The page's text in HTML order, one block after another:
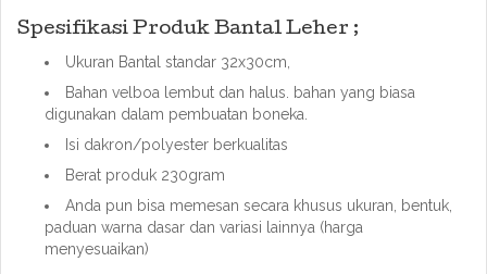
Spesifikasi Produk Bantal Leher ;
Ukuran Bantal standar 32x30cm,
Bahan velboa lembut dan halus. bahan yang biasa
digunakan dalam pembuatan boneka.
Isi dakron/polyester berkualitas
Berat produk 230gram
Anda pun bisa memesan secara khusus ukuran, bentuk,
paduan warna dasar dan variasi lainnya (harga
menyesuaikan)